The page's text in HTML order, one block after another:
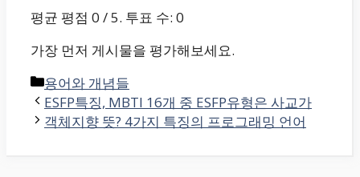
평균 평점 0 / 5. 투표 수: 0
가장 먼저 게시물을 평가해보세요.
카
테
고
용어와 개념들
ESFP특징, MBTI 16개 중 ESFP유형은 사교가
객체지향 뜻? 4가지 특징의 프로그래밍 언어